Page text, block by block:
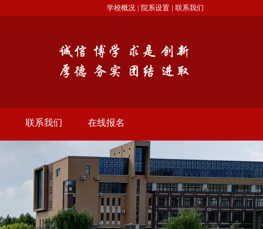
学校概况 | 院系设置 | 联系我们
联系我们 在线报名